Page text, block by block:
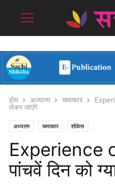
होम अध्यात्म चमत्कार
लेकर जाएंगे
अध्यात्म चमत्कार शोकेस
Experience
पांचवें दिन को